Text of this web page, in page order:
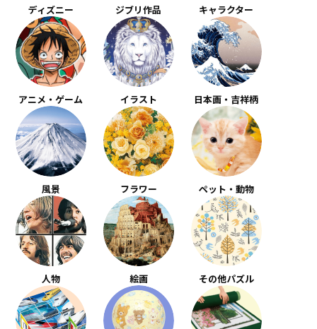
ディズニー ジブリ作品 キャラクター
アニメ・ゲーム イラスト 日本画・吉祥柄
風景 フラワー ペット・動物
人物 絵画 その他パズル